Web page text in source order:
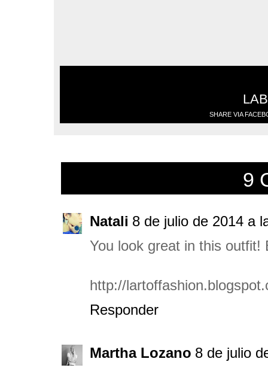
SHARE VIA
9
Natali 8 de julio de 2014 a
You look great in this outfit!
http://
Responder
Martha Lozano 8 de julio